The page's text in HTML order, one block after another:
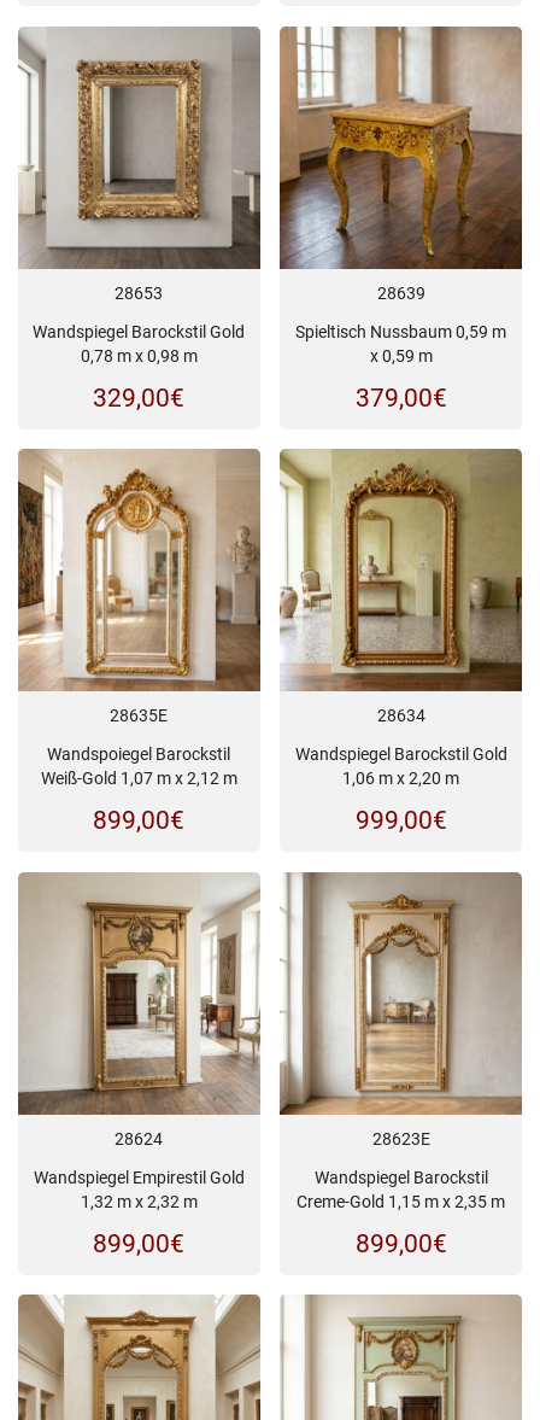
28653
Wandspiegel Barockstil Gold
0,78 m x 0,98 m
329,00€
28639
Spieltisch Nussbaum 0,59 m
x 0,59 m
379,00€
28635E
Wandspoiegel Barockstil
Weiß-Gold 1,07 m x 2,12 m
899,00€
28634
Wandspiegel Barockstil Gold
1,06 m x 2,20 m
999,00€
28624
Wandspiegel Empirestil Gold
1,32 m x 2,32 m
899,00€
28623E
Wandspiegel Barockstil
Creme-Gold 1,15 m x 2,35 m
899,00€